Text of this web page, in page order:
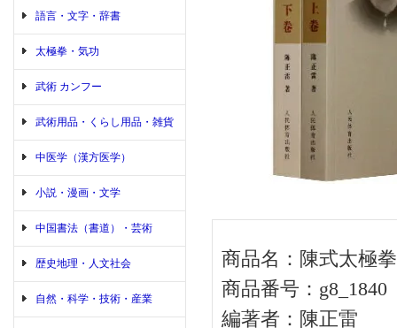
語言・文字・辞書
太極拳・気功
武術 カンフー
武術用品・くらし用品・雑貨
中医学（漢方医学）
小説・漫画・文学
中国書法（書道）・芸術
歴史地理・人文社会
自然・科学・技術・産業
商品名：陳式太極
商品番号：g8_1840
編著者：陳正雷